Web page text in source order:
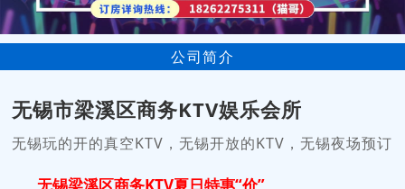
公司简介
无锡市梁溪区商务KTV娱乐会所
无锡玩的开的真空KTV，无锡开放的KTV，无锡夜场预订
无锡梁溪区商务KTV夏日特惠“价”